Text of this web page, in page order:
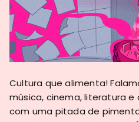
Cultura que alimenta!
música, cinema, literatura
com uma pitada de